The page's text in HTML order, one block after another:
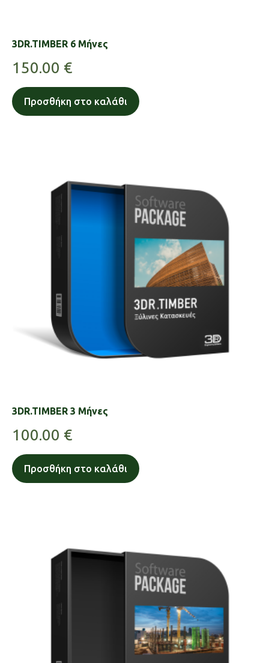
3DR.TIMBER 6 Μήνες
150.00 €
Προσθήκη στο καλάθι
3DR.TIMBER 3 Μήνες
100.00 €
Προσθήκη στο καλάθι